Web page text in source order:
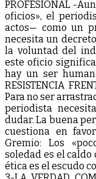
PROFESIONAL -
oficios», el
actos— como un
necesita un
la voluntad del
este oficio
hay un ser
RESISTENCIA
Para no ser
periodista
dudar. La buena
cuestiona en
Gremio: Los
soledad es el
ética es el escudo